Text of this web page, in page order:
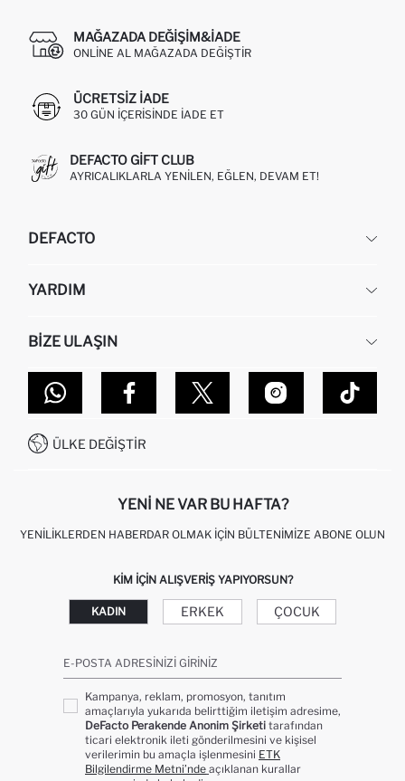
MAĞAZADA DEĞIŞIM&İADE
ONLINE AL MAĞAZADA DEĞIŞTIR
ÜCRETSIZ IADE
30 GÜN IÇERISINDE IADE ET
DEFACTO GIFT CLUB
AYRICALIKLARLA YENILEN, EĞLEN, DEVAM ET!
DEFACTO
HAKKIMIZDA
KURUMSAL SATIŞ
DEFACTO TEKNOLOJI
SITEMAP
YARDIM
SIPARIŞIMI NASIL TAKIP EDERIM?
NASIL İADE EDERIM?
GIFT CLUB SIKÇA SORULAN SORULAR
İŞLEM REHBERI
KAMPANYALAR
BIZE ULAŞIN
MAĞAZALARIMIZ
İLETIŞIM FORMU
0850 333 22 86
ÜLKE DEĞIŞTIR
YENI NE VAR BU HAFTA?
YENILIKLERDEN HABERDAR OLMAK İÇIN BÜLTENIMIZE ABONE OLUN
KIM IÇIN ALIŞVERIŞ YAPIYORSUN?
KADIN ERKEK ÇOCUK
E-POSTA ADRESINIZI GIRINIZ
Kampanya, reklam, promosyon, tanıtım
amaçlarıyla yukarıda belirttiğim iletişim adresime,
DeFacto Perakende Anonim Şirketi tarafından
ticari elektronik ileti gönderilmesini ve kişisel
verilerimin bu amaçla işlenmesini ETK
Bilgilendirme Metni’nde açıklanan kurallar